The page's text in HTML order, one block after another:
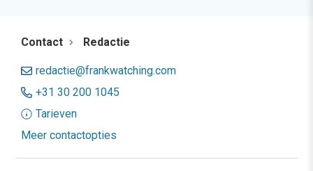
Contact Redactie
redactie@frankwatching.com
+31 30 200 1045
Tarieven
Meer contactopties